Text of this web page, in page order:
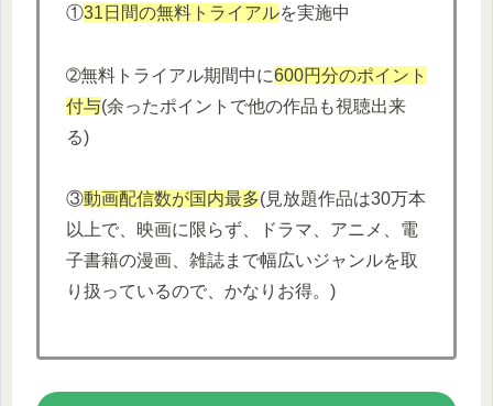
①31日間の無料トライアルを実施中
➁無料トライアル期間中に600円分のポイント
付与(余ったポイントで他の作品も視聴出来
る)
③動画配信数が国内最多(見放題作品は30万本
以上で、映画に限らず、ドラマ、アニメ、電
子書籍の漫画、雑誌まで幅広いジャンルを取
り扱っているので、かなりお得。)